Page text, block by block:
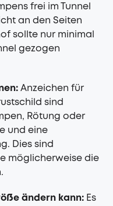
frei im Tunnel
an den Seiten
sollte nur minimal
gezogen
Anzeichen für
sind
Rötung oder
und eine
Dies sind
möglicherweise die
ändern kann: Es